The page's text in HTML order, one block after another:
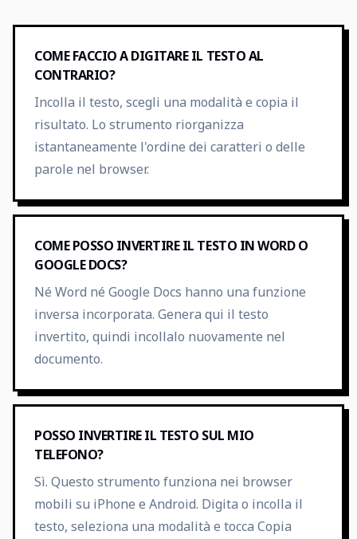
COME FACCIO A DIGITARE IL TESTO AL
CONTRARIO?
Incolla il testo, scegli una modalità e copia il
risultato. Lo strumento riorganizza
istantaneamente l'ordine dei caratteri o delle
parole nel browser.
COME POSSO INVERTIRE IL TESTO IN WORD O
GOOGLE DOCS?
Né Word né Google Docs hanno una funzione
inversa incorporata. Genera qui il testo
invertito, quindi incollalo nuovamente nel
documento.
POSSO INVERTIRE IL TESTO SUL MIO
TELEFONO?
Sì. Questo strumento funziona nei browser
mobili su iPhone e Android. Digita o incolla il
testo, seleziona una modalità e tocca Copia